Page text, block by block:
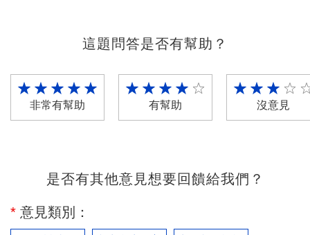
這題問答是否有幫助？
非常有幫助 有幫助 沒意見
是否有其他意見想要回饋給我們？
* 意見類別：